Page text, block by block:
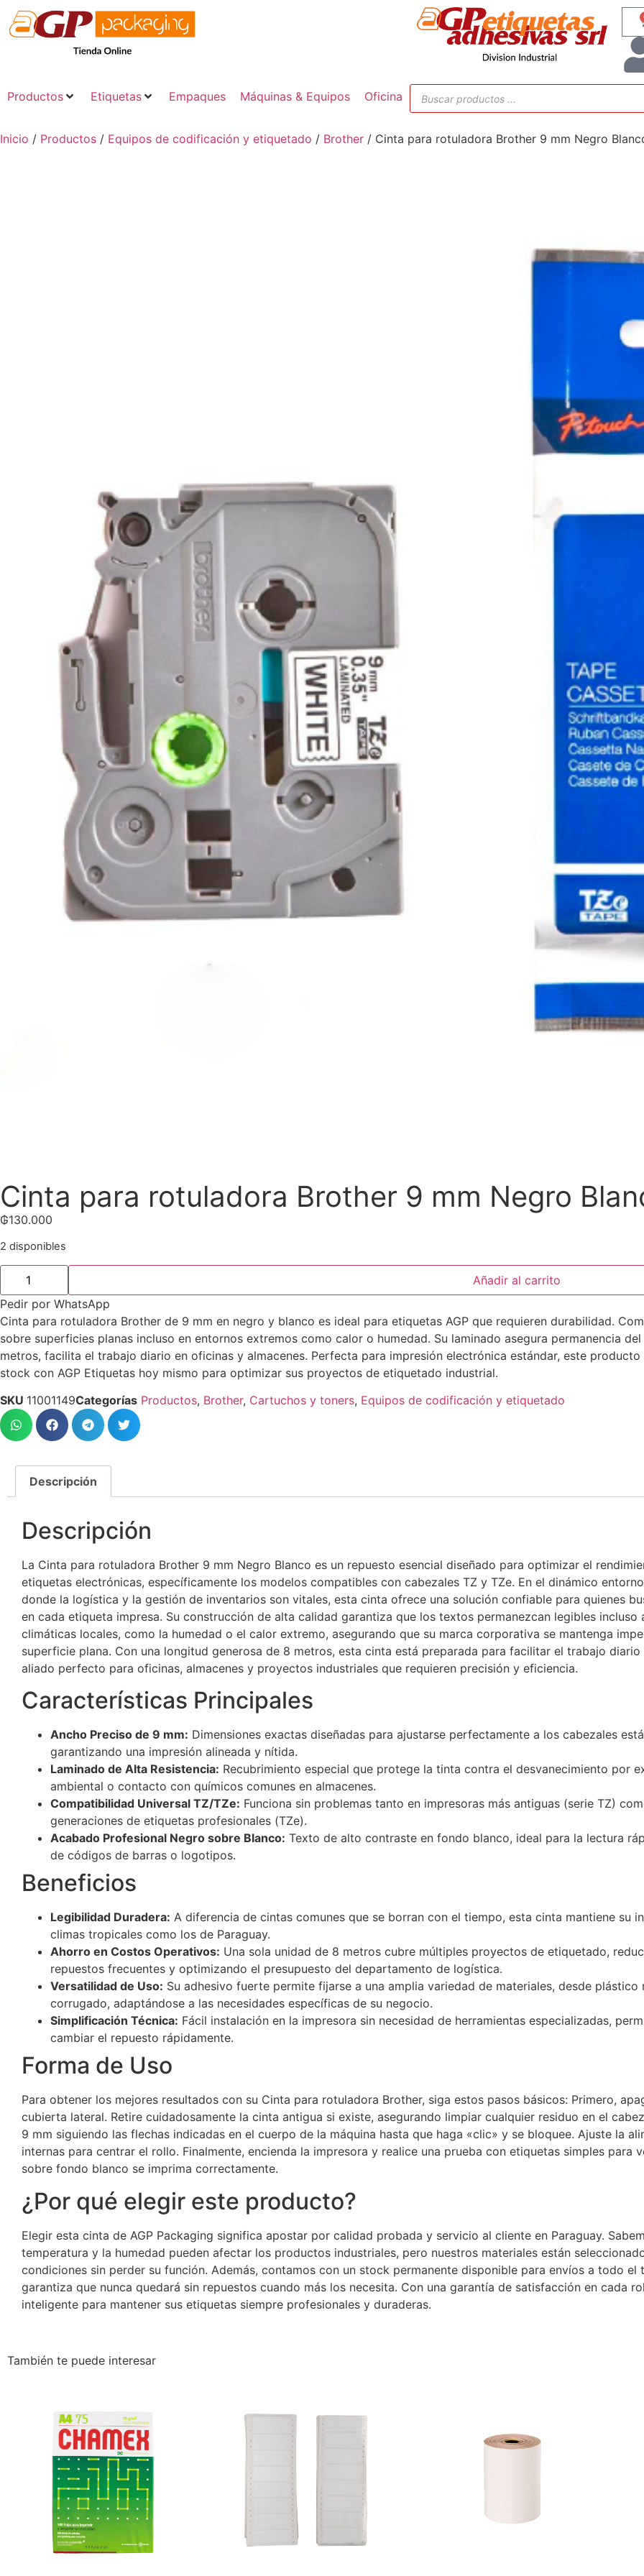
Productos Etiquetas Empaques Máquinas & Equipos Oficina
Inicio / Productos / Equipos de codificación y etiquetado / Brother / Cinta para rotuladora Brother 9 mm Negro
Cinta para rotuladora Brother 9 mm Negro
₲130.000
2 disponibles
Añadir al carrito
Pedir por WhatsApp
Cinta para rotuladora Brother de 9 mm en negro y blanco es ideal para etiquetas AGP que requieren durabilidad.
sobre superficies planas incluso en entornos extremos como calor o humedad. Su laminado asegura permanencia
metros, facilita el trabajo diario en oficinas y almacenes. Perfecta para impresión electrónica estándar, este
stock con AGP Etiquetas hoy mismo para optimizar sus proyectos de etiquetado industrial.
SKU 11001149Categorías Productos, Brother, Cartuchos y toners, Equipos de codificación y etiquetado
Descripción
Descripción
La Cinta para rotuladora Brother 9 mm Negro Blanco es un repuesto esencial diseñado para optimizar el
etiquetas electrónicas, específicamente los modelos compatibles con cabezales TZ y TZe. En el dinámico
donde la logística y la gestión de inventarios son vitales, esta cinta ofrece una solución confiable para quienes
en cada etiqueta impresa. Su construcción de alta calidad garantiza que los textos permanezcan legibles incluso
climáticas locales, como la humedad o el calor extremo, asegurando que su marca corporativa se mantenga
superficie plana. Con una longitud generosa de 8 metros, esta cinta está preparada para facilitar el trabajo
aliado perfecto para oficinas, almacenes y proyectos industriales que requieren precisión y eficiencia.
Características Principales
Ancho Preciso de 9 mm: Dimensiones exactas diseñadas para ajustarse perfectamente a los cabezales
garantizando una impresión alineada y nítida.
Laminado de Alta Resistencia: Recubrimiento especial que protege la tinta contra el desvanecimiento por
ambiental o contacto con químicos comunes en almacenes.
Compatibilidad Universal TZ/TZe: Funciona sin problemas tanto en impresoras más antiguas (serie TZ)
generaciones de etiquetas profesionales (TZe).
Acabado Profesional Negro sobre Blanco: Texto de alto contraste en fondo blanco, ideal para la lectura
de códigos de barras o logotipos.
Beneficios
Legibilidad Duradera: A diferencia de cintas comunes que se borran con el tiempo, esta cinta mantiene su
climas tropicales como los de Paraguay.
Ahorro en Costos Operativos: Una sola unidad de 8 metros cubre múltiples proyectos de etiquetado,
repuestos frecuentes y optimizando el presupuesto del departamento de logística.
Versatilidad de Uso: Su adhesivo fuerte permite fijarse a una amplia variedad de materiales, desde
corrugado, adaptándose a las necesidades específicas de su negocio.
Simplificación Técnica: Fácil instalación en la impresora sin necesidad de herramientas especializadas,
cambiar el repuesto rápidamente.
Forma de Uso
Para obtener los mejores resultados con su Cinta para rotuladora Brother, siga estos pasos básicos: Primero,
cubierta lateral. Retire cuidadosamente la cinta antigua si existe, asegurando limpiar cualquier residuo en el
9 mm siguiendo las flechas indicadas en el cuerpo de la máquina hasta que haga «clic» y se bloquee. Ajuste la
internas para centrar el rollo. Finalmente, encienda la impresora y realice una prueba con etiquetas simples para
sobre fondo blanco se imprima correctamente.
¿Por qué elegir este producto?
Elegir esta cinta de AGP Packaging significa apostar por calidad probada y servicio al cliente en Paraguay.
temperatura y la humedad pueden afectar los productos industriales, pero nuestros materiales están
condiciones sin perder su función. Además, contamos con un stock permanente disponible para envíos a todo
garantiza que nunca quedará sin repuestos cuando más los necesita. Con una garantía de satisfacción en cada
inteligente para mantener sus etiquetas siempre profesionales y duraderas.
También te puede interesar